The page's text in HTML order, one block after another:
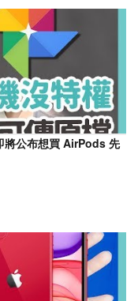
將公布想買 AirPods 先